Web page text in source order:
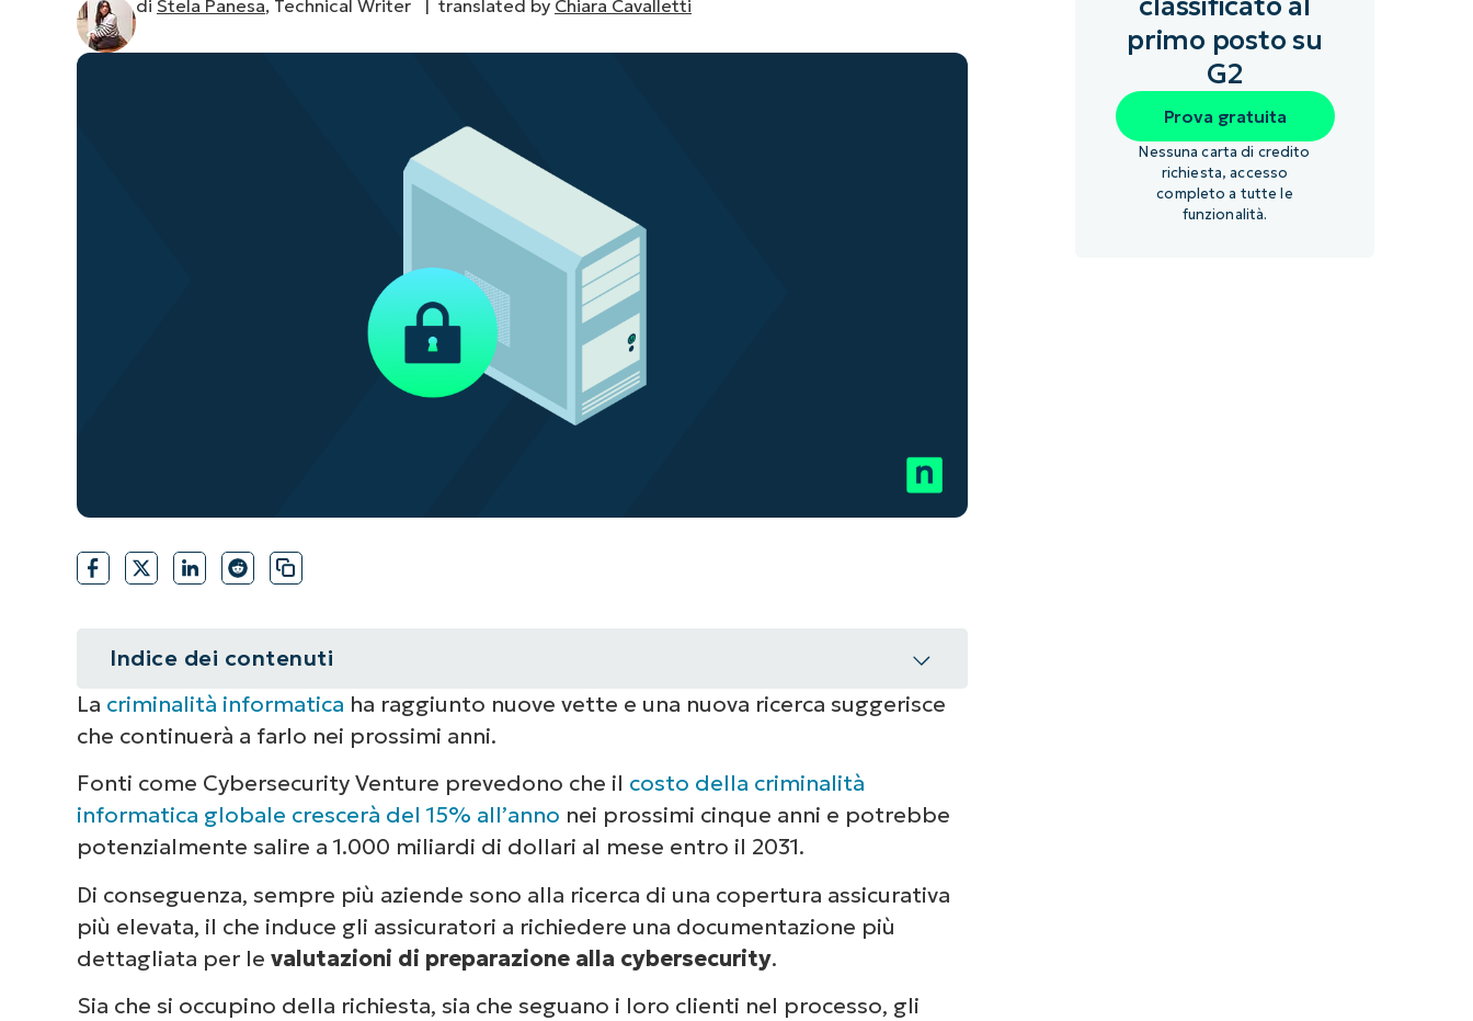
di Stela Panesa, Technical Writer | translated by Chiara Cavalletti
Indice dei contenuti
Riepilogo
una valutazione della preparazione alla cybersecurity
Best practice per una documentazione efficace sulla cybersecurity
Cos’è l’assicurazione informatica e perché è importante?
Come NinjaOne può aiutari nella preparazione per una valutazione sulla
cybersecurity
La criminalità informatica ha raggiunto nuove vette e una nuova ricerca suggerisce
che continuerà a farlo nei prossimi anni.
Fonti come Cybersecurity Venture prevedono che il costo della criminalità
informatica globale crescerà del 15% all’anno nei prossimi cinque anni e potrebbe
potenzialmente salire a 1.000 miliardi di dollari al mese entro il 2031.
Di conseguenza, sempre più aziende sono alla ricerca di una copertura assicurativa
più elevata, il che induce gli assicuratori a richiedere una documentazione più
dettagliata per le valutazioni di preparazione alla cybersecurity.
Sia che si occupino della richiesta, sia che seguano i loro clienti nel processo, gli
primo posto su
G2
Prova gratuita
Nessuna carta di credito
richiesta, accesso
completo a tutte le
funzionalità.